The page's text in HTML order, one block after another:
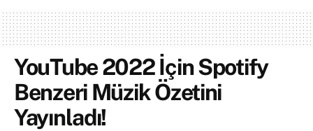
YouTube 2022 İçin Spotify
Benzeri Müzik Özetini
Yayınladı!